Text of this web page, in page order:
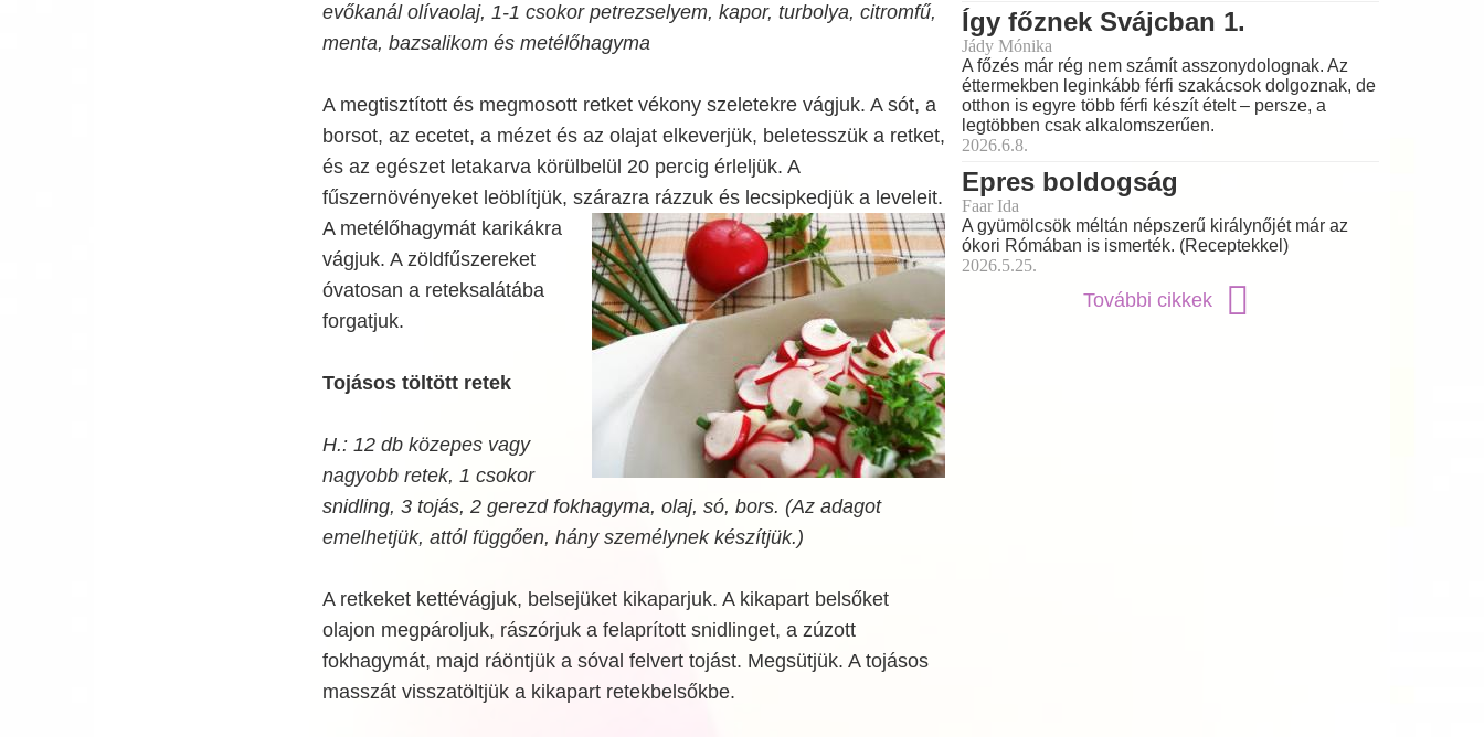
evőkanál olívaolaj, 1-1 csokor petrezselyem, kapor, turbolya, citromfű,
menta, bazsalikom és metélőhagyma
A megtisztított és megmosott retket vékony szeletekre vágjuk. A sót, a
borsot, az ecetet, a mézet és az olajat elkeverjük, beletesszük a retket,
és az egészet letakarva körülbelül 20 percig érleljük. A
fűszernövényeket leöblítjük, szárazra rázzuk és lecsipkedjük a leveleit.
A metélőhagymát karikákra
vágjuk. A zöldfűszereket
óvatosan a reteksalátába
forgatjuk.
Tojásos töltött retek
H.: 12 db közepes vagy
nagyobb retek, 1 csokor
snidling, 3 tojás, 2 gerezd fokhagyma, olaj, só, bors. (Az adagot
emelhetjük, attól függően, hány személynek készítjük.)
A retkeket kettévágjuk, belsejüket kikaparjuk. A kikapart belsőket
olajon megpároljuk, rászórjuk a felaprított snidlinget, a zúzott
fokhagymát, majd ráöntjük a sóval felvert tojást. Megsütjük. A tojásos
masszát visszatöltjük a kikapart retekbelsőkbe.
Így főznek Svájcban 1.
Jády Mónika
A főzés már rég nem számít asszonydolognak. Az
éttermekben leginkább férfi szakácsok dolgoznak, de
otthon is egyre több férfi készít ételt – persze, a
legtöbben csak alkalomszerűen.
2026.6.8.
Epres boldogság
Faar Ida
A gyümölcsök méltán népszerű királynőjét már az
ókori Rómában is ismerték. (Receptekkel)
2026.5.25.
További cikkek